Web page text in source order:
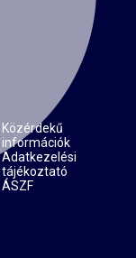
Közérdekű
információk
Adatkezelési
tájékoztató
ÁSZF